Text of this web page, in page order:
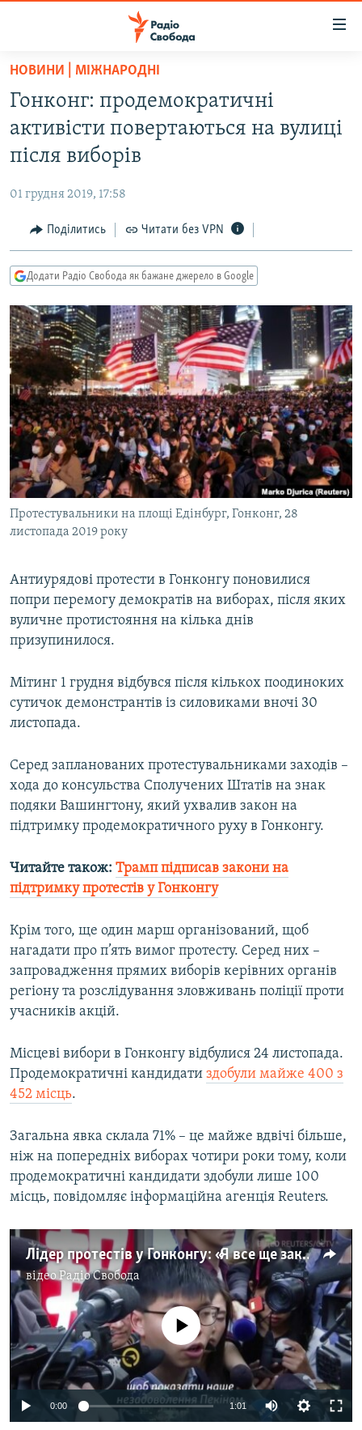
Перейти
основного
матеріалу
Перейти
до
основної
навігації
Перейти
до
пошуку
СТАТТІ
ЕКОНОМІКА
СУСПІЛЬСТВО
УКРАЇНА
СВІТ
РОСІЙСЬКА «ФІЛЬТРАЦІЯ»
ДОНБАС.РЕАЛІЇ
ТИ ЯК?
СХЕМИ
КИТАЙ.ВИКЛИКИ
МУЛЬТИМЕДІА
ФОТО
СПЕЦПРОЄКТИ
ПОДКАСТИ
КРИМ РЕАЛІЇ
РУС
КТАТ
ДОЛУЧАЙСЯ!
НОВИНИ | МІЖНАРОДНІ
Гонконг: продемократичні
активісти повертаються на вулиці
після виборів
01 грудня 2019, 17:58
Поділитись Читати без VPN
Додати Радіо Свобода як бажане джерело в Google
Протестувальники на площі Едінбург, Гонконг, 28
листопада 2019 року
Антиурядові протести в Гонконгу поновилися
попри перемогу демократів на виборах, після яких
вуличне протистояння на кілька днів
призупинилося.
Мітинг 1 грудня відбувся після кількох поодиноких
сутичок демонстрантів із силовиками вночі 30
листопада.
Серед запланованих протестувальниками заходів –
хода до консульства Сполучених Штатів на знак
подяки Вашингтону, який ухвалив закон на
підтримку продемократичного руху в Гонконгу.
Читайте також: Трамп підписав закони на
підтримку протестів у Гонконгу​
Крім того, ще один марш організований, щоб
нагадати про п’ять вимог протесту. Серед них –
запровадження прямих виборів керівних органів
регіону та розслідування зловживань поліції проти
учасників акцій.
Місцеві вибори в Гонконгу відбулися 24 листопада.
Продемократичні кандидати здобули майже 400 з
452 місць.
Загальна явка склала 71% – це майже вдвічі більше,
ніж на попередніх виборах чотири роки тому, коли
продемократичні кандидати здобули лише 100
місць, повідомляє інформаційна агенція Reuters.
Лідер протестів у Гонконгу: «Я все ще закликаю людей голосувати, щоб показати наше незадоволення Пекіном» – відео
відеоРадіо Свобода
No media source currently available
0:00 1:01